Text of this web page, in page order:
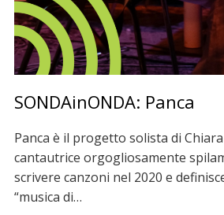
SONDAinONDA: Panca
Panca è il progetto solista di
cantautrice orgogliosamente
scrivere canzoni nel 2020 e
“musica di…